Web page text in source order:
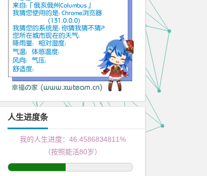
人生进度条
我的人生进度： 46.4586835175%
（按照能活80岁）